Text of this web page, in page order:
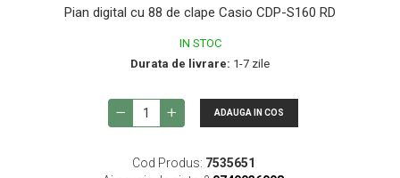
Microfoane de broadcast
Microfoane de studio
Microfoane de Suprafata
Microfoane de voce si live
Pian digital cu 88 de clape Casio CDP-S160 RD
IN STOC
Durata de livrare: 1-7 zile
ADAUGA IN COS
Cod Produs: 7535651